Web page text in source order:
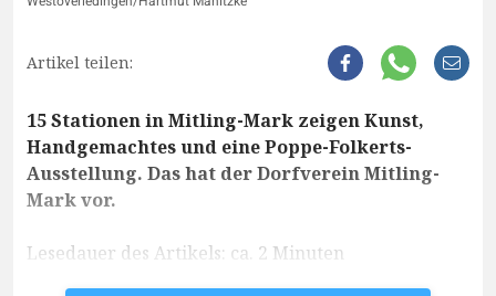
Artikel teilen:
15 Stationen in Mitling-Mark zeigen Kunst,
Handgemachtes und eine Poppe-Folkerts-
Ausstellung. Das hat der Dorfverein Mitling-
Mark vor.
Lesedauer des Artikels: ca. 2 Minuten